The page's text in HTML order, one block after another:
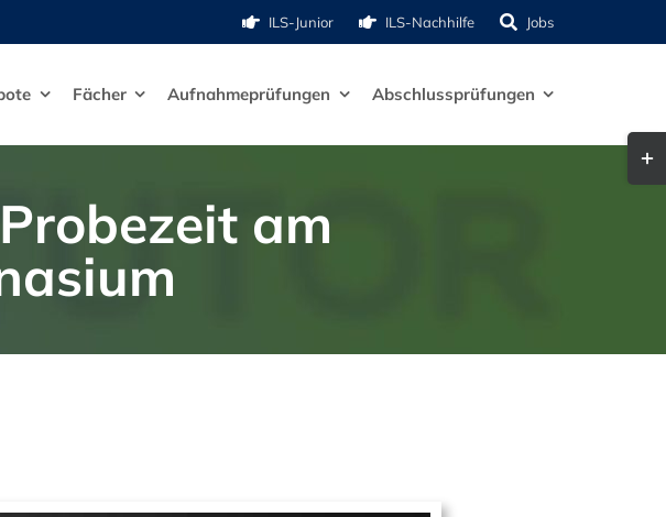
ILS-Junior ILS-Nachhilfe Jobs
Fächer Aufnahmeprüfungen Abschlussprüfungen
am